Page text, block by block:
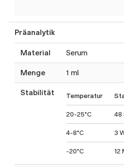
Präanalytik
Material Serum
Menge 1 ml
Stabilität Temperatur
20-25°C 48
4-8°C 3
-20°C 12